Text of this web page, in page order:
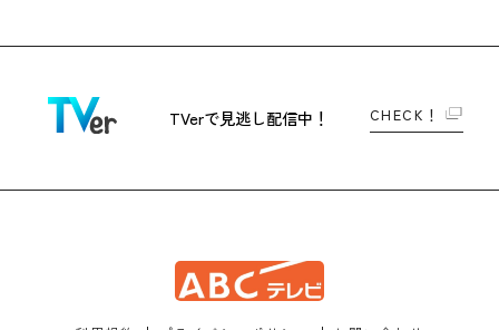
TVerで見逃し配信中！ CHECK！